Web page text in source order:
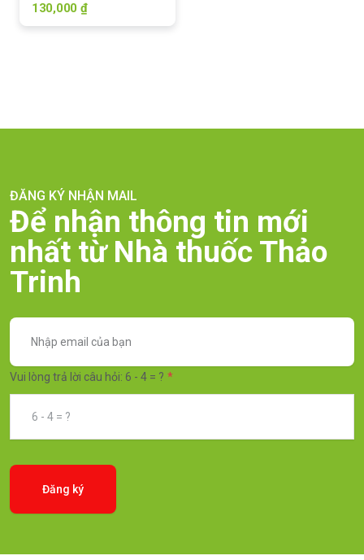
130,000 ₫
ĐĂNG KÝ NHẬN MAIL
Để nhận thông tin mới
nhất từ Nhà thuốc Thảo
Trinh
Vui lòng trả lời câu hỏi: 6 - 4 = ?
Đăng ký